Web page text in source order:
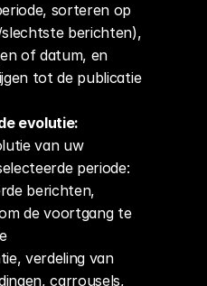
sorteren op
berichten),
of datum, en
tot de publicatie
evolutie:
van uw
periode:
berichten,
de voortgang te
verdeling van
carrousels,